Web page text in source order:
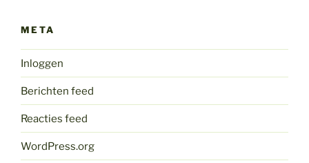
META
Inloggen
Berichten feed
Reacties feed
WordPress.org